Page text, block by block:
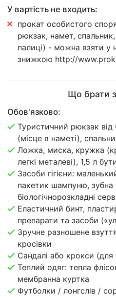
У вартість не входить:
прокат особистого
рюкзак, намет, спальник,
палиці) - можна взяти у
знижкою http://
Що брати
Обов'язково:
Туристичний рюкзак
(місце в наметі),
Ложка, миска, кружка
легкі металеві), 1,5 л
Засоби гігієни:
пакетик шампуню, зубна
біологічнорозкладні
Еластичний бинт,
препарати та засоби
Зручне разношене
кросівки
Сандалі або крокси (для
Теплий одяг: тепла
мембранна куртка
Футболки / лонгслів /